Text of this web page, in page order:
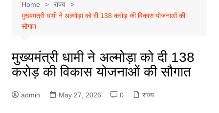
Home
राज्य
मुख्यमंत्री धामी ने अल्मोड़ा को दी 138 करोड़ की विकास योजनाओं की
सौगात
मुख्यमंत्री धामी ने अल्मोड़ा को दी 138
करोड़ की विकास योजनाओं की सौगात
admin May 27, 2026 0 राज्य